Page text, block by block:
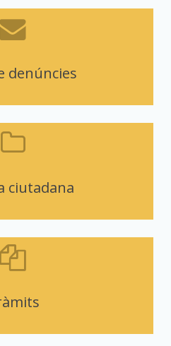
denúncies
ciutadana